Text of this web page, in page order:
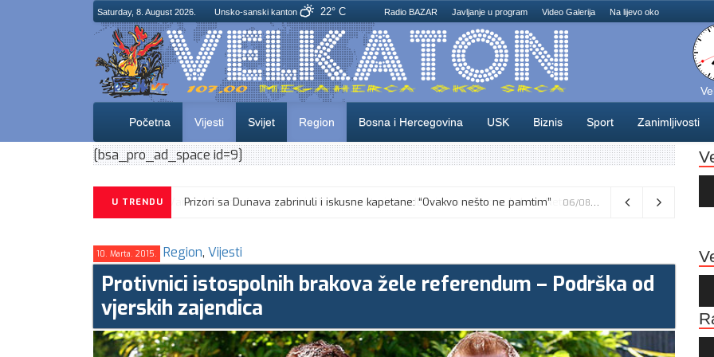
Saturday, 8. August 2026. Unsko-sanski kanton 22° C Radio BAZAR Javljanje u program Video Galerija Na lijevo oko
Početna Vijesti Svijet Region Bosna i Hercegovina USK Biznis Sport Zanimljivosti
[bsa_pro_ad_space id=9]
U TRENDU Vance kaže da će pregovori s Iranom potrajati, odbacio navode o sukobu s Netanyahuom 06/08/2026
10. Marta. 2015. Region, Vijesti
Protivnici istospolnih brakova žele referendum – Podrška od
vjerskih zajendica